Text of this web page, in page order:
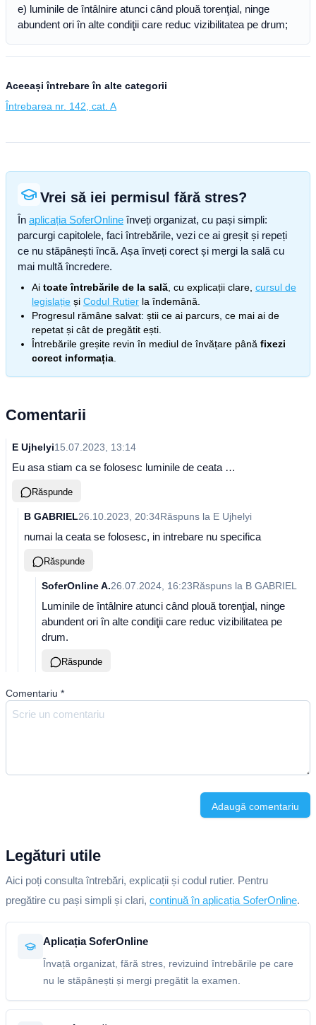
e) luminile de întâlnire atunci când plouă torenţial, ninge
abundent ori în alte condiţii care reduc vizibilitatea pe drum;
Aceeași întrebare în alte categorii
Întrebarea nr. 142, cat. A
Vrei să iei permisul fără stres?
În aplicația SoferOnline înveți organizat, cu pași simpli:
parcurgi capitolele, faci întrebările, vezi ce ai greșit și repeți
ce nu stăpânești încă. Așa înveți corect și mergi la sală cu
mai multă încredere.
Ai toate întrebările de la sală , cu explicații clare, cursul de
legislație și Codul Rutier la îndemână.
Progresul rămâne salvat: știi ce ai parcurs, ce mai ai de
repetat și cât de pregătit ești.
Întrebările greșite revin în mediul de învățare până fixezi
corect informația
Comentarii
E Ujhelyi15.07.2023, 13:14
Eu asa stiam ca se folosesc luminile de ceata …
Răspunde
B GABRIEL26.10.2023, 20:34Răspuns la E Ujhelyi
numai la ceata se folosesc, in intrebare nu specifica
Răspunde
SoferOnline A.26.07.2024, 16:23Răspuns la B GABRIEL
Luminile de întâlnire atunci când plouă torenţial, ninge
abundent ori în alte condiţii care reduc vizibilitatea pe
drum.
Răspunde
Comentariu *
Adaugă comentariu
Legături utile
Aici poți consulta întrebări, explicații și codul rutier. Pentru
pregătire cu pași simpli și clari, continuă în aplicația SoferOnline.
Aplicația SoferOnline
Învață organizat, fără stres, revizuind întrebările pe care
nu le stăpânești și mergi pregătit la examen.